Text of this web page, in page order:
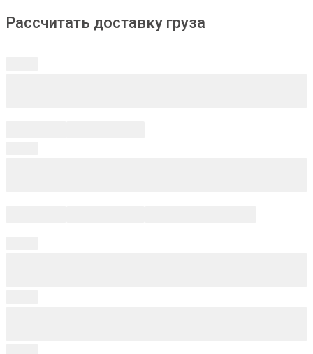
Рассчитать доставку груза